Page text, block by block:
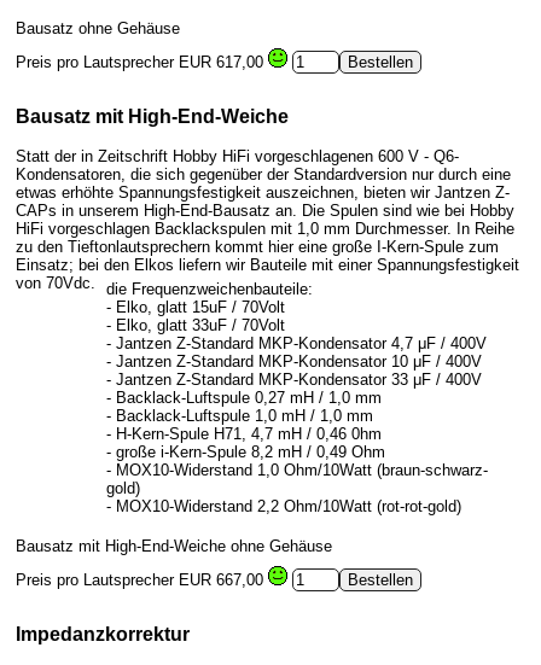
Bausatz ohne Gehäuse
Preis pro Lautsprecher EUR 617,00
Bausatz mit High-End-Weiche
Statt der in Zeitschrift Hobby HiFi vorgeschlagenen 600 V - Q6-
Kondensatoren, die sich gegenüber der Standardversion nur durch eine
etwas erhöhte Spannungsfestigkeit auszeichnen, bieten wir Jantzen Z-
CAPs in unserem High-End-Bausatz an. Die Spulen sind wie bei Hobby
HiFi vorgeschlagen Backlackspulen mit 1,0 mm Durchmesser. In Reihe
zu den Tieftonlautsprechern kommt hier eine große I-Kern-Spule zum
Einsatz; bei den Elkos liefern wir Bauteile mit einer Spannungsfestigkeit
von 70Vdc.
die Frequenzweichenbauteile:
- Elko, glatt 15uF / 70Volt
- Elko, glatt 33uF / 70Volt
- Jantzen Z-Standard MKP-Kondensator 4,7 μF / 400V
- Jantzen Z-Standard MKP-Kondensator 10 μF / 400V
- Jantzen Z-Standard MKP-Kondensator 33 μF / 400V
- Backlack-Luftspule 0,27 mH / 1,0 mm
- Backlack-Luftspule 1,0 mH / 1,0 mm
- H-Kern-Spule H71, 4,7 mH / 0,46 0hm
- große i-Kern-Spule 8,2 mH / 0,49 Ohm
- MOX10-Widerstand 1,0 Ohm/10Watt (braun-schwarz-
gold)
- MOX10-Widerstand 2,2 Ohm/10Watt (rot-rot-gold)
Bausatz mit High-End-Weiche ohne Gehäuse
Preis pro Lautsprecher EUR 667,00
Impedanzkorrektur